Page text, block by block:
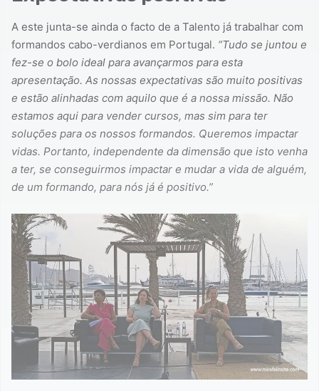
A este junta-se ainda o facto de a Talento já trabalhar com
formandos cabo-verdianos em Portugal. “Tudo se juntou e
fez-se o bolo ideal para avançarmos para esta
apresentação. As nossas expectativas são muito positivas
e estão alinhadas com aquilo que é a nossa missão. Não
estamos aqui para vender cursos, mas sim para ter
soluções para os nossos formandos. Queremos impactar
vidas. Portanto, independente da dimensão que isto venha
a ter, se conseguirmos impactar e mudar a vida de alguém,
de um formando, para nós já é positivo.”